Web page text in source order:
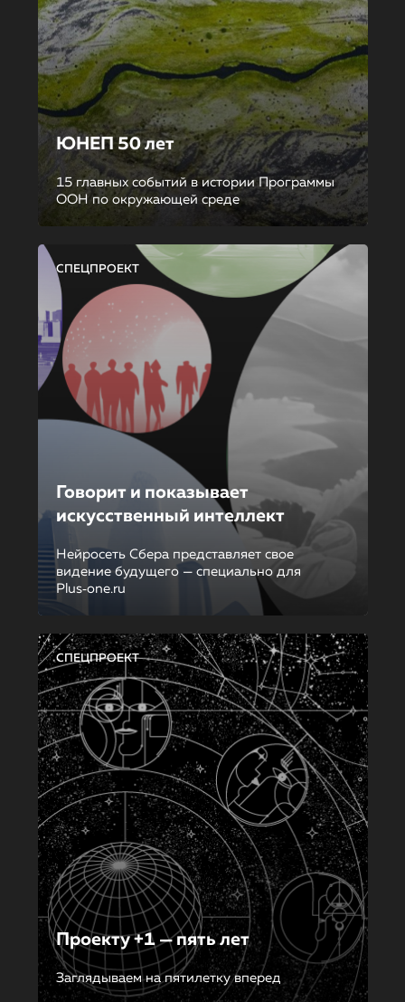
ЮНЕП 50 лет
15 главных событий в истории Программы
ООН по окружающей среде
СПЕЦПРОЕКТ
Говорит и показывает
искусственный интеллект
Нейросеть Сбера представляет свое
видение будущего — специально для
Plus‑one.ru
СПЕЦПРОЕКТ
Проекту +1 — пять лет
Заглядываем на пятилетку вперед